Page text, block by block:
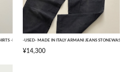
-BLACK- [L]-USED- MADE IN ITALY ARMANI JEANS
¥14,300